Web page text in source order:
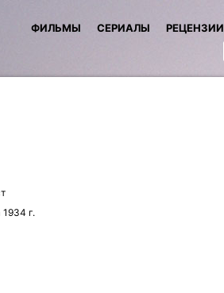
ФИЛЬМЫ СЕРИАЛЫ РЕЦЕНЗИИ
г.